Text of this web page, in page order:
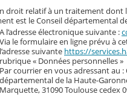
droit relatif à un traitement dont
est le Conseil départemental
A l’adresse électronique suivante :
Via le formulaire en ligne prévu à
l’adresse suivante https://
rubrique « Données personnelles »
Par courrier en vous adressant au :
départemental de la Haute-
Marquette, 31090 Toulouse cedex